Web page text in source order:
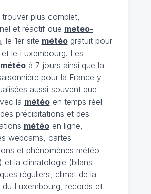
plus complet,
et réactif que meteo-
, le 1er site météogratuit pour
le Luxembourg. Les
météoà 7 jours ainsi que la
pour la France y
aussi souvent que
la météoen temps réel
précipitations et des
météoen ligne,
webcams, cartes
et phénomènes météo
et la climatologie (bilans
réguliers, climat de la
du Luxembourg, records et